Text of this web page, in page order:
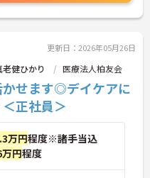
更新日：2026年05月26日
健ひかり 医療法人柏友会
かせます◎デイケアに
正社員＞
万円程度※諸手当込
円程度